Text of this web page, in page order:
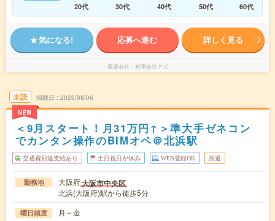
20代
30代 40代 50代 60代
気になる! 応募へ進む 詳しく見る
派遣会社 有限会社アズ
未読
NEW
掲載日 2026/08/06
＜9月スタート！月31万円↑＞準大手ゼネコン
でカンタン操作のBIMオペ＠北浜駅
交通費別途支給あり 土日祝日が休み WEB登録OK 派遣
勤務地 大阪府大阪市中央区
北浜(大阪府)駅から徒歩5分
曜日頻度 月～金